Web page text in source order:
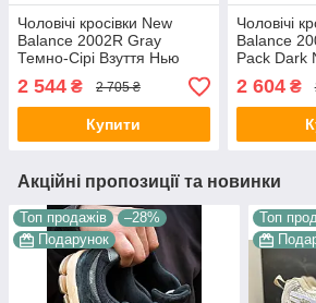
Чоловічі кросівки New
Balance 2002R Gray
Темно-Сірі Взуття Нью
Баланс 2002R
натуральний замш
демісезон В'єтнам
2 544 ₴ 2 705 ₴
Купити
Чоловічі
Balance
Pack Dark
Баланс
текстиль
2 604₴
Акційні пропозиції та новинки
Топ продажів
–28%
Подарунок
Топ